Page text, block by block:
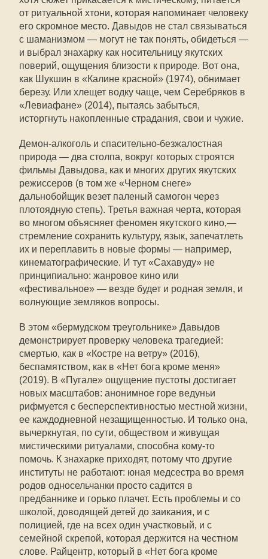
от ритуальной хтони, которая напоминает человеку
его скромное место. Давыдов не стал связываться
с шаманизмом — могут не так понять, обидеться —
и выбрал знахарку как носительницу якутских
поверий, ощущения близости к природе. Вот она,
как Шукшин в «Калине красной» (1974), обнимает
березу. Или хлещет водку чаще, чем Серебряков в
«Левиафане» (2014), пытаясь забыться,
исторгнуть накопленные страдания, свои и чужие.
Демон-алкоголь и спасительно-безжалостная
природа — два столпа, вокруг которых строятся
фильмы Давыдова, как и многих других якутских
режиссеров (в том же «Черном снеге»
дальнобойщик везет паленый самогон через
плотоядную степь). Третья важная черта, которая
во многом объясняет феномен якутского кино,—
стремление сохранить культуру, язык, запечатлеть
их и переплавить в новые формы — например,
кинематографические. И тут «Сахавуду» не
принципиально: жанровое кино или
«фестивальное» — везде будет и родная земля, и
волнующие земляков вопросы.
В этом «бермудском треугольнике» Давыдов
демонстрирует проверку человека трагедией:
смертью, как в «Костре на ветру» (2016),
беспамятством, как в «Нет бога кроме меня»
(2019). В «Пугале» ощущение пустоты достигает
новых масштабов: анонимное горе ведуньи
рифмуется с бесперспективностью местной жизни,
ее каждодневной незащищенностью. И только она,
вычеркнутая, по сути, обществом и живущая
мистическими ритуалами, способна кому-то
помочь. К знахарке приходят, потому что другие
институты не работают: юная медсестра во время
родов односельчанки просто садится в
предбаннике и горько плачет. Есть проблемы и со
школой, доводящей детей до заикания, и с
полицией, где на всех один участковый, и с
семейной скрепой, которая держится на честном
слове. Райцентр, который в «Нет бога кроме